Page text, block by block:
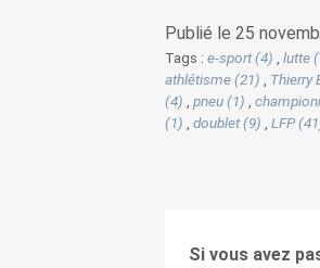
Publié le 25
Tags : e-sport (4) lutte
athlétisme (21)
Thierry
(4)
pneu (1)
(1)
doublet (9) LFP
Si vous avez